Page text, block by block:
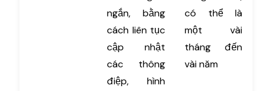
ngắn, bằng
cách liên tục
cập nhật
các thông
điệp, hình
có thể là
một vài
tháng đến
vài năm